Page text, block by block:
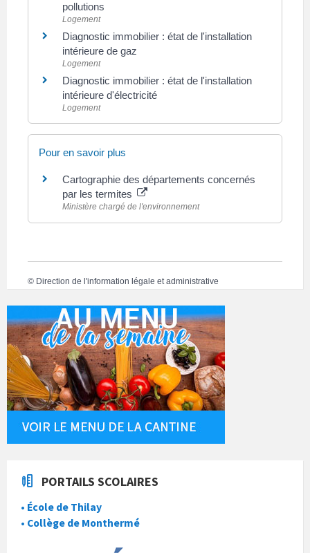
pollutions
Logement
Diagnostic immobilier : état de l'installation
intérieure de gaz
Logement
Diagnostic immobilier : état de l'installation
intérieure d'électricité
Logement
Pour en savoir plus
Cartographie des départements concernés
par les termites
Ministère chargé de l'environnement
© Direction de l'information légale et administrative
PORTAILS SCOLAIRES
• École de Thilay
• Collège de Monthermé